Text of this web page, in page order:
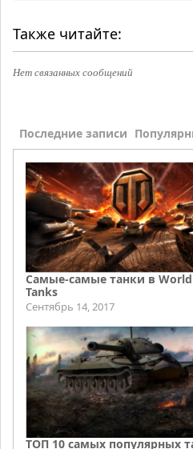
Также читайте:
Нет связанных сообщений
Последние записи
Самые-самые танки в
Tanks
Сентябрь 14, 2017
ТОП 10 самых популярных